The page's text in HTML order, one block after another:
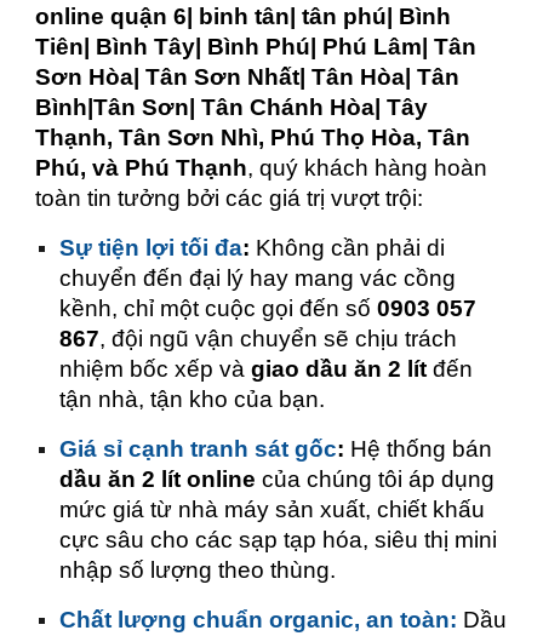
online quận 6| binh tân| tân phú| Bình
Tiên| Bình Tây| Bình Phú| Phú Lâm| Tân
Sơn Hòa| Tân Sơn Nhất| Tân Hòa| Tân
Bình|Tân Sơn| Tân Chánh Hòa| Tây
Thạnh, Tân Sơn Nhì, Phú Thọ Hòa, Tân
Phú, và Phú Thạnh, quý khách hàng hoàn
toàn tin tưởng bởi các giá trị vượt trội:
Sự tiện lợi tối đa: Không cần phải di
chuyển đến đại lý hay mang vác cồng
kềnh, chỉ một cuộc gọi đến số0903 057
867, đội ngũ vận chuyển sẽ chịu trách
nhiệm bốc xếp vàgiao dầu ăn 2 lít đến
tận nhà, tận kho của bạn.
Giá sỉ cạnh tranh sát gốc: Hệ thống bán
dầu ăn 2 lít online của chúng tôi áp dụng
mức giá từ nhà máy sản xuất, chiết khấu
cực sâu cho các sạp tạp hóa, siêu thị mini
nhập số lượng theo thùng.
Chất lượng chuẩn organic, an toàn: Dầu